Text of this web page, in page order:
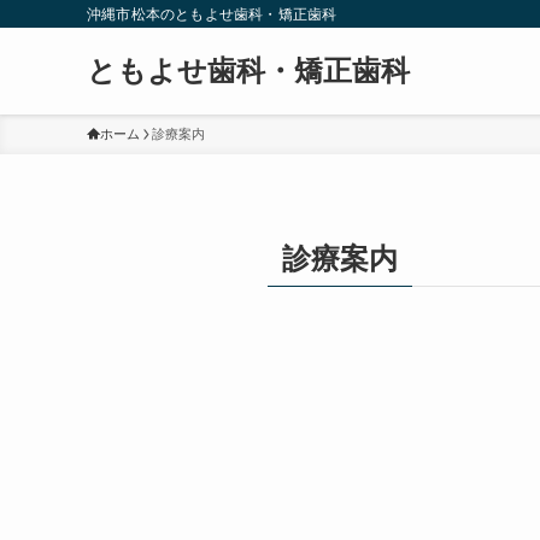
沖縄市松本のともよせ歯科・矯正歯科
ともよせ歯科・矯正歯科
ホーム 診療案内
診療案内